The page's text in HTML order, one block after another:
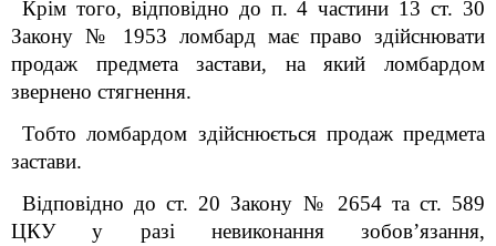
Крім того, відповідно до п. 4 частини 13 ст. 30
Закону № 1953 ломбард має право здійснювати
продаж предмета застави, на який ломбардом
звернено стягнення.
Тобто ломбардом здійснюється продаж предмета
застави.
Відповідно до ст. 20 Закону № 2654 та ст. 589
ЦКУ у разі невиконання зобов’язання,